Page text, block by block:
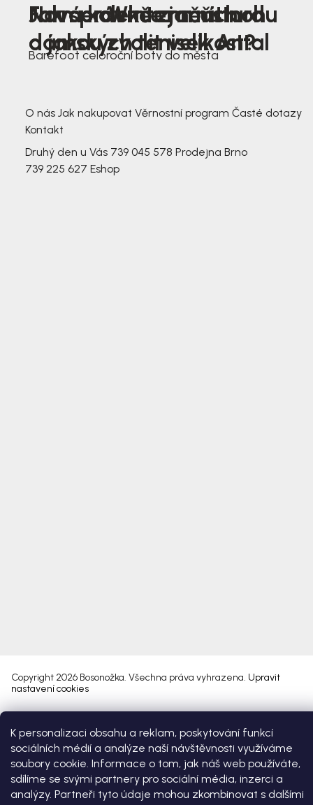
K personalizaci obsahu a reklam, poskytování funkcí
sociálních médií a analýze naší návštěvnosti využíváme
soubory cookie. Informace o tom, jak náš web používáte,
sdílíme se svými partnery pro sociální média, inzerci a
analýzy. Partneři tyto údaje mohou zkombinovat s dalšími
Nová kolekce jarních
dámských tenisek Antal
Jak správně změřit nohu
a jakou zvolit velikost?
Farmer Winter mustard
Barefoot celoroční boty do města
O nás Jak nakupovat Věrnostní program Časté dotazy
Kontakt
Druhý den u Vás 739 045 578 Prodejna Brno
739 225 627 Eshop
Copyright 2026 Bosonožka. Všechna práva vyhrazena. Upravit
nastavení cookies